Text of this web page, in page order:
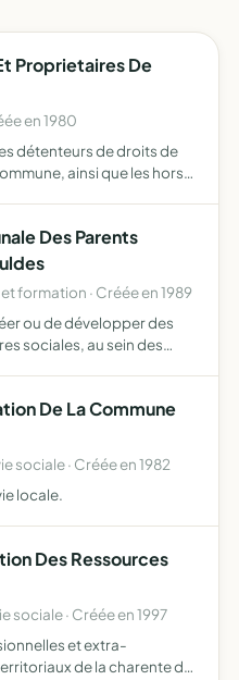
Proprietaires De
en 1980
détenteurs de droits de
ainsi que les hors
Des Parents
formation · Créée en 1989
ou de développer des
sociales, au sein des
De La Commune
sociale · Créée en 1982
locale.
Des Ressources
sociale · Créée en 1997
et extra-
de la charente de